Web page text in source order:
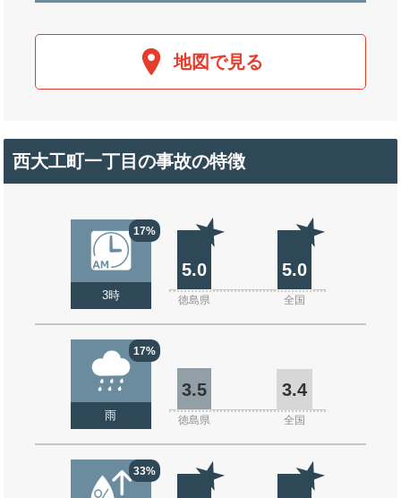
地図で見る
西大工町一丁目の事故の特徴
17%
3時
5.0 5.0
徳島県 全国
17%
雨
3.5 3.4
徳島県 全国
33%